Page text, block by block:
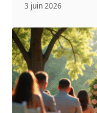
3 juin 2026